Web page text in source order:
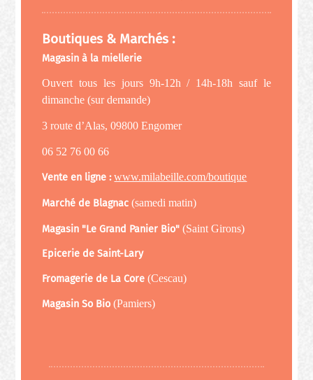
Boutiques & Marchés :
Magasin à la miellerie
Ouvert tous les jours 9h-12h / 14h-18h sauf le
dimanche (sur demande)
3 route d’Alas, 09800 Engomer
06 52 76 00 66
Vente en ligne :www.milabeille.com/boutique
Marché de Blagnac(samedi matin)
Magasin "Le Grand Panier Bio"(Saint Girons)
Epicerie de Saint-Lary
Fromagerie de La Core(Cescau)
Magasin So Bio (Pamiers)